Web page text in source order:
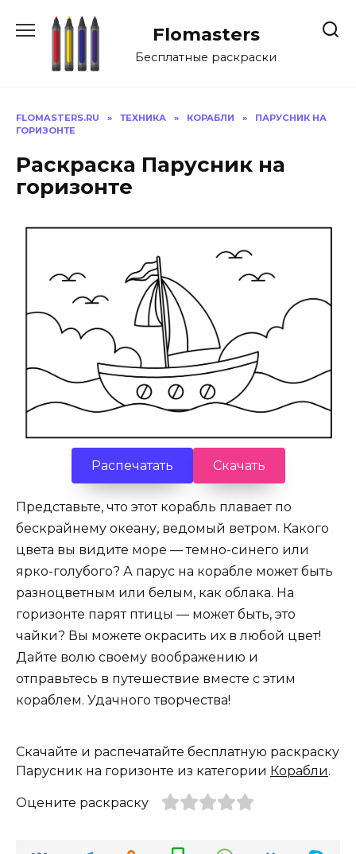
Flomasters
Бесплатные раскраски
FLOMASTERS.RU » ТЕХНИКА » КОРАБЛИ »
ПАРУСНИК НА
ГОРИЗОНТЕ
Раскраска Парусник на
горизонте
Распечатать Скачать
Представьте, что этот корабль плавает по
бескрайнему океану, ведомый ветром. Какого
цвета вы видите море — темно-синего или
ярко-голубого? А парус на корабле может быть
разноцветным или белым, как облака. На
горизонте парят птицы — может быть, это
чайки? Вы можете окрасить их в любой цвет!
Дайте волю своему воображению и
отправьтесь в путешествие вместе с этим
кораблем. Удачного творчества!
Скачайте и распечатайте бесплатную раскраску
Парусник на горизонте из категории Корабли.
Оцените раскраску